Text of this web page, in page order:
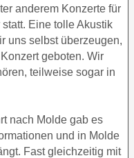
anderem Konzerte für
Eine tolle Akustik
uns selbst überzeugen,
geboten. Wir
teilweise sogar in
nach Molde gab es
und in Molde
Fast gleichzeitig mit